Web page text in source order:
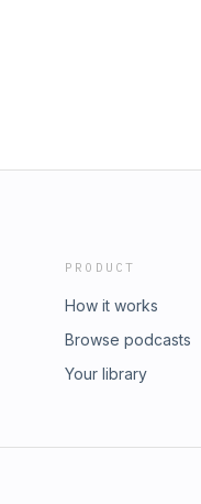
PRODUCT
How it works
Browse podcasts
Your library